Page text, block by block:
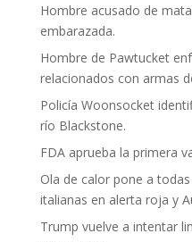
Hombre acusado de
embarazada.
Hombre de Pawtucket
relacionados con armas
Policía Woonsocket
río Blackstone.
FDA aprueba la primera
Ola de calor pone a
italianas en alerta roja y
Trump vuelve a intentar